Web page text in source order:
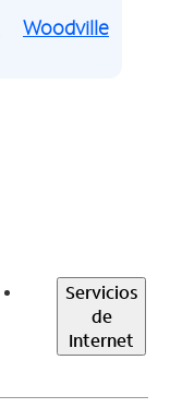
Woodville
Servicios
de
Internet